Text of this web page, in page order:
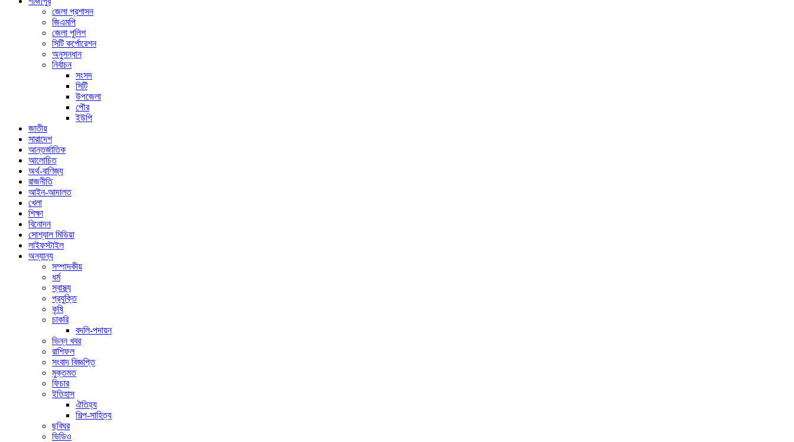
জেলা প্রশাসন
জিএমপি
জেলা পুলিশ
সিটি কর্পোরেশন
অনুসন্ধান
নির্বাচন
সংসদ
সিটি
উপজেলা
পৌর
ইউপি
জাতীয়
সারাদেশ
আন্তর্জাতিক
আলোচিত
অর্থ-বাণিজ্য
রাজনীতি
আইন-আদালত
খেলা
শিক্ষা
বিনোদন
সোশ্যাল মিডিয়া
লাইফস্টাইল
অন্যান্য
সম্পাদকীয়
ধর্ম
স্বাস্থ্য
প্রযুক্তি
কৃষি
চাকরি
বদলি-পদায়ন
ভিন্ন খবর
রাশিফল
সংবাদ বিজ্ঞপ্তি
মুক্তমত
ফিচার
ইতিহাস
ঐতিহ্য
শিল্প-সাহিত্য
ছবিঘর
ভিডিও